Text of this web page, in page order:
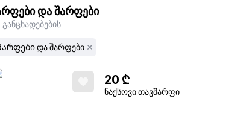
და შარფები
განცხადებების
და შარფები
20 ₾
ნაქსოვი თავშარფი